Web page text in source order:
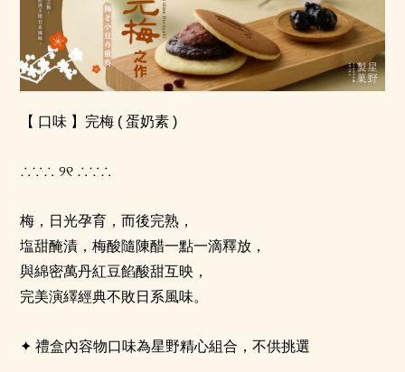
【 口味 】 完梅 ( 蛋奶素 )
∴∵∴ ୨୧ ∴∵∴
梅，日光孕育，而後完熟，
塩甜醃漬，梅酸隨陳醋一點一滴釋放，
與綿密萬丹紅豆餡酸甜互映，
完美演繹經典不敗日系風味。
✦ 禮盒內容物口味為星野精心組合，不供挑選